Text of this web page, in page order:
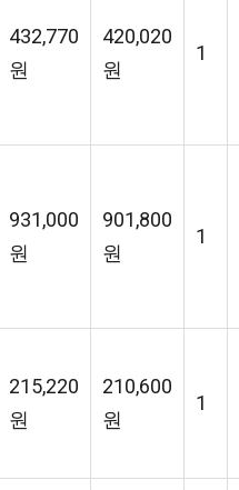
432,770
원
420,020
원
1
931,000
원
901,800
원
1
215,220
원
210,600
원
1